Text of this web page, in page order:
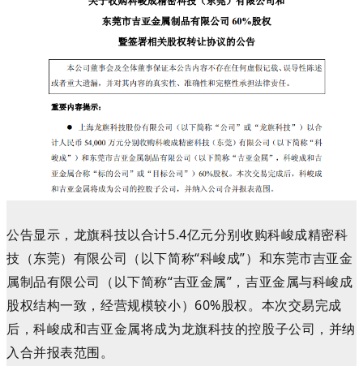
公告显示，龙旗科技以合计5.4亿元分别收购科峻成精密科
技（东莞）有限公司（以下简称“科峻成”）和东莞市吉亚金
属制品有限公司（以下简称“吉亚金属”，吉亚金属与科峻成
股权结构一致，经营规模较小）60%股权。本次交易完成
后，科峻成和吉亚金属将成为龙旗科技的控股子公司，并纳
入合并报表范围。